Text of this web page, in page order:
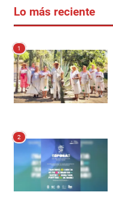
Lo más reciente
1
2